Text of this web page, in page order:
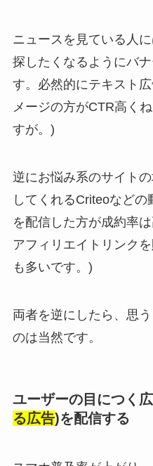
ニュースを見ている人
探したくなるようにバ
す。必然的にテキスト
メージの方がCTR高く
すが。)
逆にお悩み系のサイト
してくれるCriteoなど
を配信した方が成約率
アフィリエイトリンク
も多いです。)
両者を逆にしたら、思
のは当然です。
ユーザーの目につく
る広告)を配信する